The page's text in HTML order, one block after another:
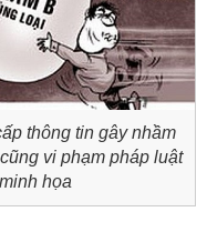
thông tin gây nhầm
vi phạm pháp luật
họa